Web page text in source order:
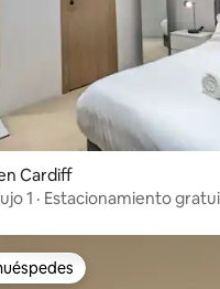
Cardiff
1 · Estacionamiento